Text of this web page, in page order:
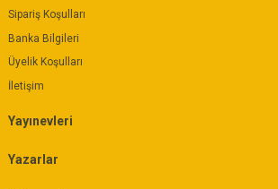
Sipariş Koşulları
Banka Bilgileri
Üyelik Koşulları
İletişim
Yayınevleri
Yazarlar